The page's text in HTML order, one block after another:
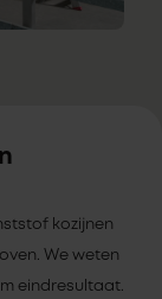
kozijnen
We weten
eindresultaat.